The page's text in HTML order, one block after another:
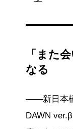
「また
なる
――新日本
DAWN